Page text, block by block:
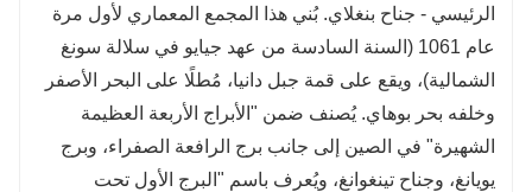
الرئيسي - جناح بنغلاي. بُني هذا المجمع المعماري لأول مرة
عام 1061 (السنة السادسة من عهد جيايو في سلالة سونغ
الشمالية)، ويقع على قمة جبل دانيا، مُطلًا على البحر الأصفر
وخلفه بحر بوهاي. يُصنف ضمن "الأبراج الأربعة العظيمة
الشهيرة" في الصين إلى جانب برج الرافعة الصفراء، وبرج
يويانغ، وجناح تينغوانغ، ويُعرف باسم "البرج الأول تحت